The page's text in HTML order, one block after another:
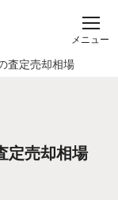
メニュー
査定売却相場
定売却相場